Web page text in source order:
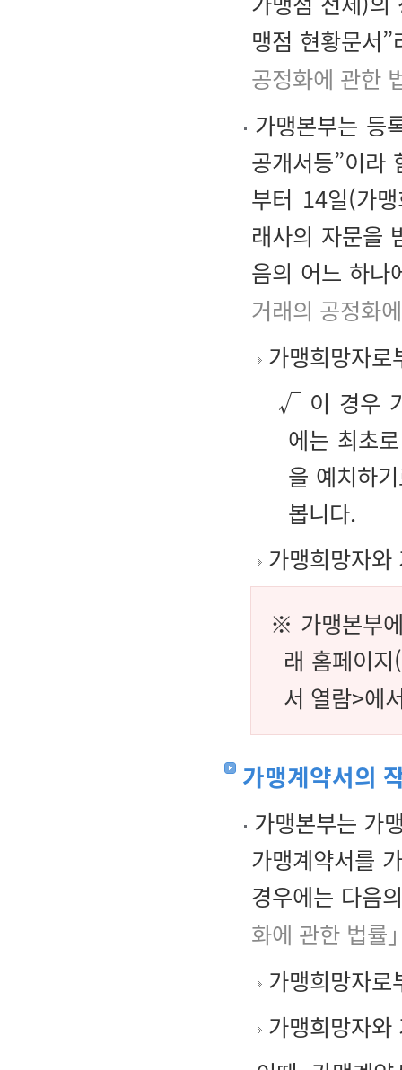
맹점 현황문서
공정화에 관한
가맹본부는 등
공개서등”이라
부터 14일(가
래사의 자문을
음의 어느 하나
거래의 공정화
가맹희망자
√ 이 경우
에는 최초
을 예치하
봅니다.
가맹희망자
※ 가맹본부
래 홈페이지(
서 열람>에
가맹계약서의
가맹본부는 가
가맹계약서를
경우에는 다음
화에 관한 법률
가맹희망자
가맹희망자